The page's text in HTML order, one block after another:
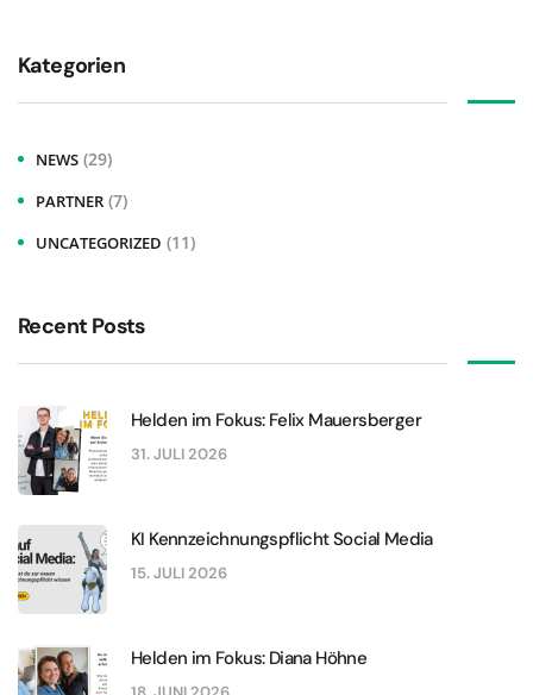
Kategorien
NEWS (29)
PARTNER (7)
UNCATEGORIZED (11)
Recent Posts
Helden im Fokus: Felix Mauersberger
31. JULI 2026
KI Kennzeichnungspflicht Social Media
15. JULI 2026
Helden im Fokus: Diana Höhne